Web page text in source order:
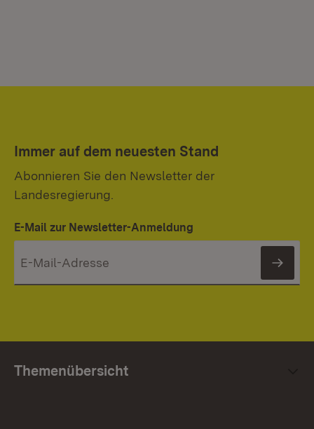
Immer auf dem neuesten Stand
Abonnieren Sie den Newsletter der
Landesregierung.
E-Mail zur Newsletter-Anmeldung
Themenübersicht